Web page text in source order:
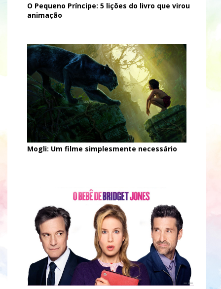
O Pequeno Príncipe: 5 lições do livro que virou
animação
Mogli: Um filme simplesmente necessário